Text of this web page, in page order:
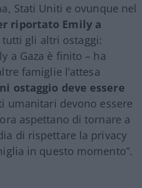
Stati Uniti e ovunque nel
riportato Emily a
tutti gli altri ostaggi:
a Gaza è finito – ha
famiglie l’attesa
ostaggio deve essere
umanitari devono essere
aspettano di tornare a
di rispettare la privacy
in questo momento”.